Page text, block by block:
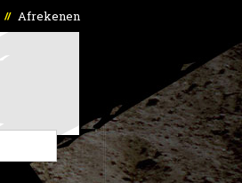
// Afrekenen